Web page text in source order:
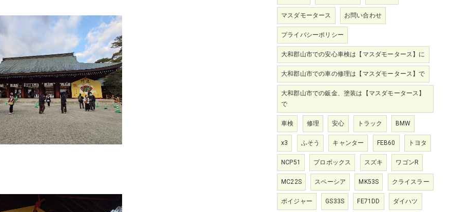
マスダモータース お問い合わせ
プライバシーポリシー
大和郡山市での安心車検は【マスダモータース】に
大和郡山市での車の修理は【マスダモータース】で
大和郡山市での鈑金、塗装は【マスダモータース】
で
車検 修理 安心 トラック BMW
x3 ふそう キャンター FEB60 トヨタ
NCP51 プロボックス スズキ ワゴンR
MC22S スペーシア MK53S クライスラー
ボイジャー GS33S FE71DD ダイハツ